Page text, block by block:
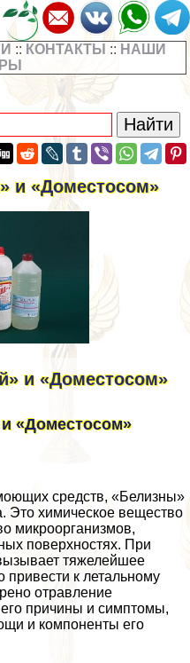
:: КОНТАКТЫ :: НАШИ
и «Доместосом»
и «Доместосом»
«Доместосом»
средств, «Белизны»
Это химическое вещество
микроорганизмов,
поверхностях. При
тяжелейшее
привести к летальному
отравление
причины и симптомы,
и компоненты его